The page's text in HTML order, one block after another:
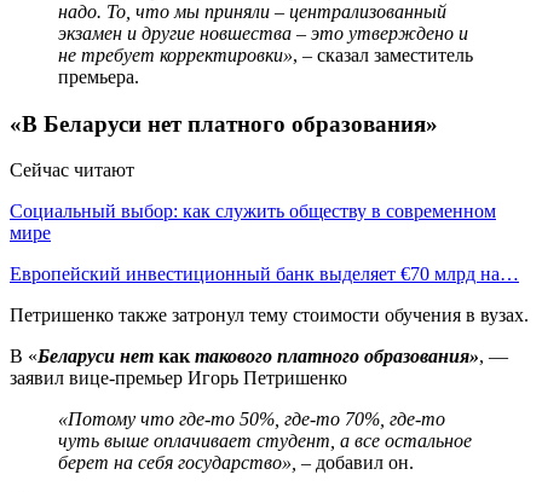
надо. То, что мы приняли – централизованный
экзамен и другие новшества – это утверждено и
не требует корректировки», – сказал заместитель
премьера.
«В Беларуси нет платного образования»
Сейчас читают
Социальный выбор: как служить обществу в современном
мире
Европейский инвестиционный банк выделяет €70 млрд на…
Петришенко также затронул тему стоимости обучения в вузах.
В «Беларуси нет как такового платного образования», —
заявил вице-премьер Игорь Петришенко
«Потому что где-то 50%, где-то 70%, где-то
чуть выше оплачивает студент, а все остальное
берет на себя государство», – добавил он.